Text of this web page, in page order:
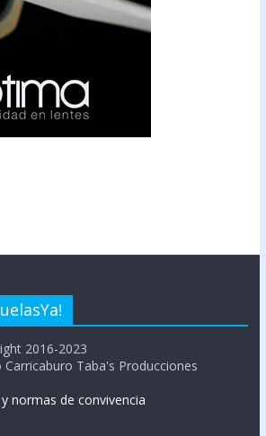
2016-2023
Carricaburo Taba's Producciones
normas de convivencia